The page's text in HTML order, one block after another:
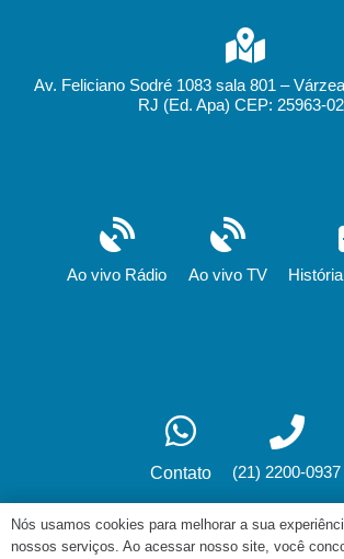
Av. Feliciano Sodré 1083 sala 801 –
RJ (Ed. Apa) CEP: 25963-
Ao vivo Rádio Ao vivo TV
Contato (21) 2200-0937
Desenvolvimento: fox.art.br
Nós usamos cookies para melhorar a sua
nossos serviços. Ao acessar nosso site, você